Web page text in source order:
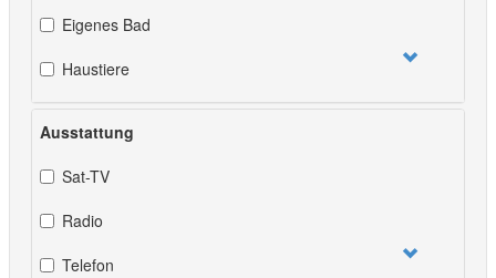
Eigenes Bad
Haustiere
Ausstattung
Sat-TV
Radio
Telefon